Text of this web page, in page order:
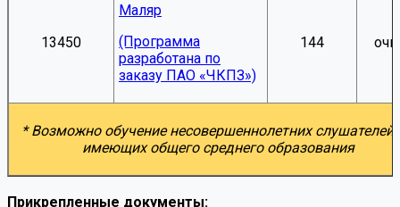
13450
Маляр
(Программа
разработана по
заказу ПАО «ЧКПЗ»)
144
* Возможно обучение несовершеннолетних слушателей,
имеющих общего среднего образования
Прикрепленные документы: